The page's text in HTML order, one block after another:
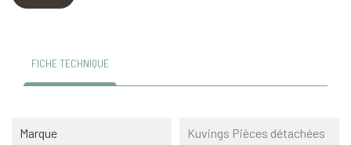
FICHE TECHNIQUE
Marque Kuvings Pièces détachées